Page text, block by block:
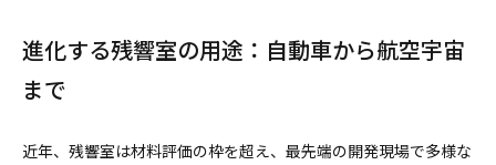
進化する残響室の用途：自動車から航空宇宙
まで
近年、残響室は材料評価の枠を超え、最先端の開発現場で多様な